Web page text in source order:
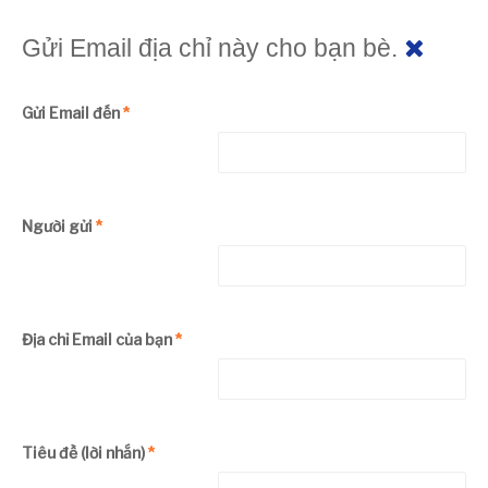
Gửi Email địa chỉ này cho bạn bè.
Gửi Email đến*
Người gửi *
Địa chỉ Email của bạn*
Tiêu đề (lời nhắn)*